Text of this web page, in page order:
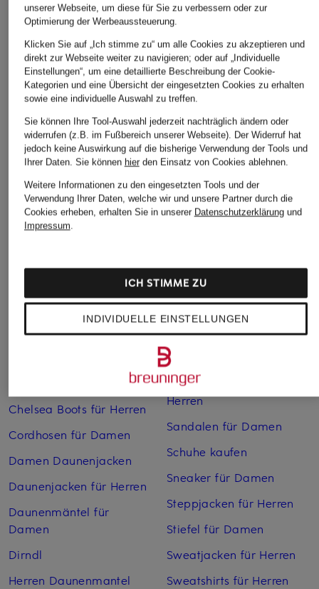
Performance‑Hose
140 €
+Aktionsrabatt
windsor.
Hose
Bestpreis: 206,99 €
Ursprünglich:299 €
Weitere Kategorien
Bikinis Damen
Boots für Damen
Chelsea Boots für Damen
Chelsea Boots für Herren
Cordhosen für Damen
Damen Daunenjacken
Daunenjacken für Herren
Daunenmäntel für
Damen
Dirndl
Herren Daunenmantel
Mäntel für Herren
Pullover für Damen
Pullover für Herren
Rollkragenpullover für
Herren
Sandalen für Damen
Schuhe kaufen
Sneaker für Damen
Steppjacken für Herren
Stiefel für Damen
Sweatjacken für Herren
Sweatshirts für Herren
unserer Webseite, um diese für Sie zu verbessern oder zur
Optimierung der Werbeaussteuerung.
Klicken Sie auf „Ich stimme zu“ um alle Cookies zu akzeptieren und
direkt zur Webseite weiter zu navigieren; oder auf „Individuelle
Einstellungen“, um eine detaillierte Beschreibung der Cookie-
Kategorien und eine Übersicht der eingesetzten Cookies zu erhalten
sowie eine individuelle Auswahl zu treffen.
Sie können Ihre Tool-Auswahl jederzeit nachträglich ändern oder
widerrufen (z.B. im Fußbereich unserer Webseite). Der Widerruf hat
jedoch keine Auswirkung auf die bisherige Verwendung der Tools und
Ihrer Daten. Sie können hierden Einsatz von Cookies ablehnen.
Weitere Informationen zu den eingesetzten Tools und der
Verwendung Ihrer Daten, welche wir und unsere Partner durch die
Cookies erheben, erhalten Sie in unserer Datenschutzerklärungund
Impressum.
INDIVIDUELLE EINSTELLUNGEN
ICH STIMME ZU